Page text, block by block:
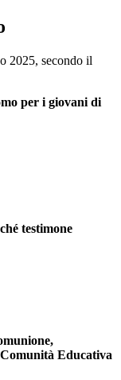
2025, secondo il
per i giovani di
testimone
Educativa